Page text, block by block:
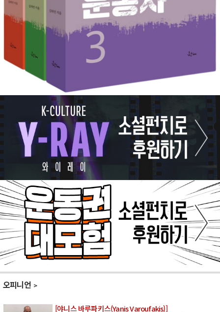
오피니언
[야니스 바루파키스(Yanis Varoufakis)]